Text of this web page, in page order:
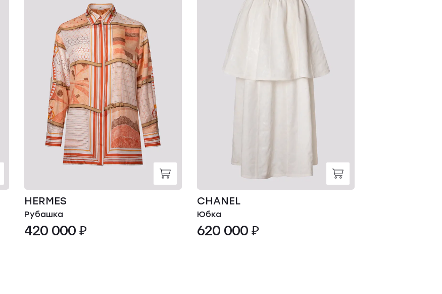
HERMES
Рубашка
420 000 ₽
CHANEL
Юбка
620 000 ₽